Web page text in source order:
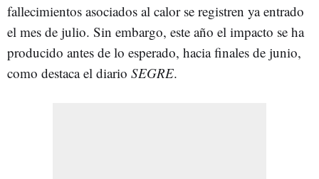
fallecimientos asociados al calor se registren ya entrado
el mes de julio. Sin embargo, este año el impacto se ha
producido antes de lo esperado, hacia finales de junio,
como destaca el diario SEGRE.